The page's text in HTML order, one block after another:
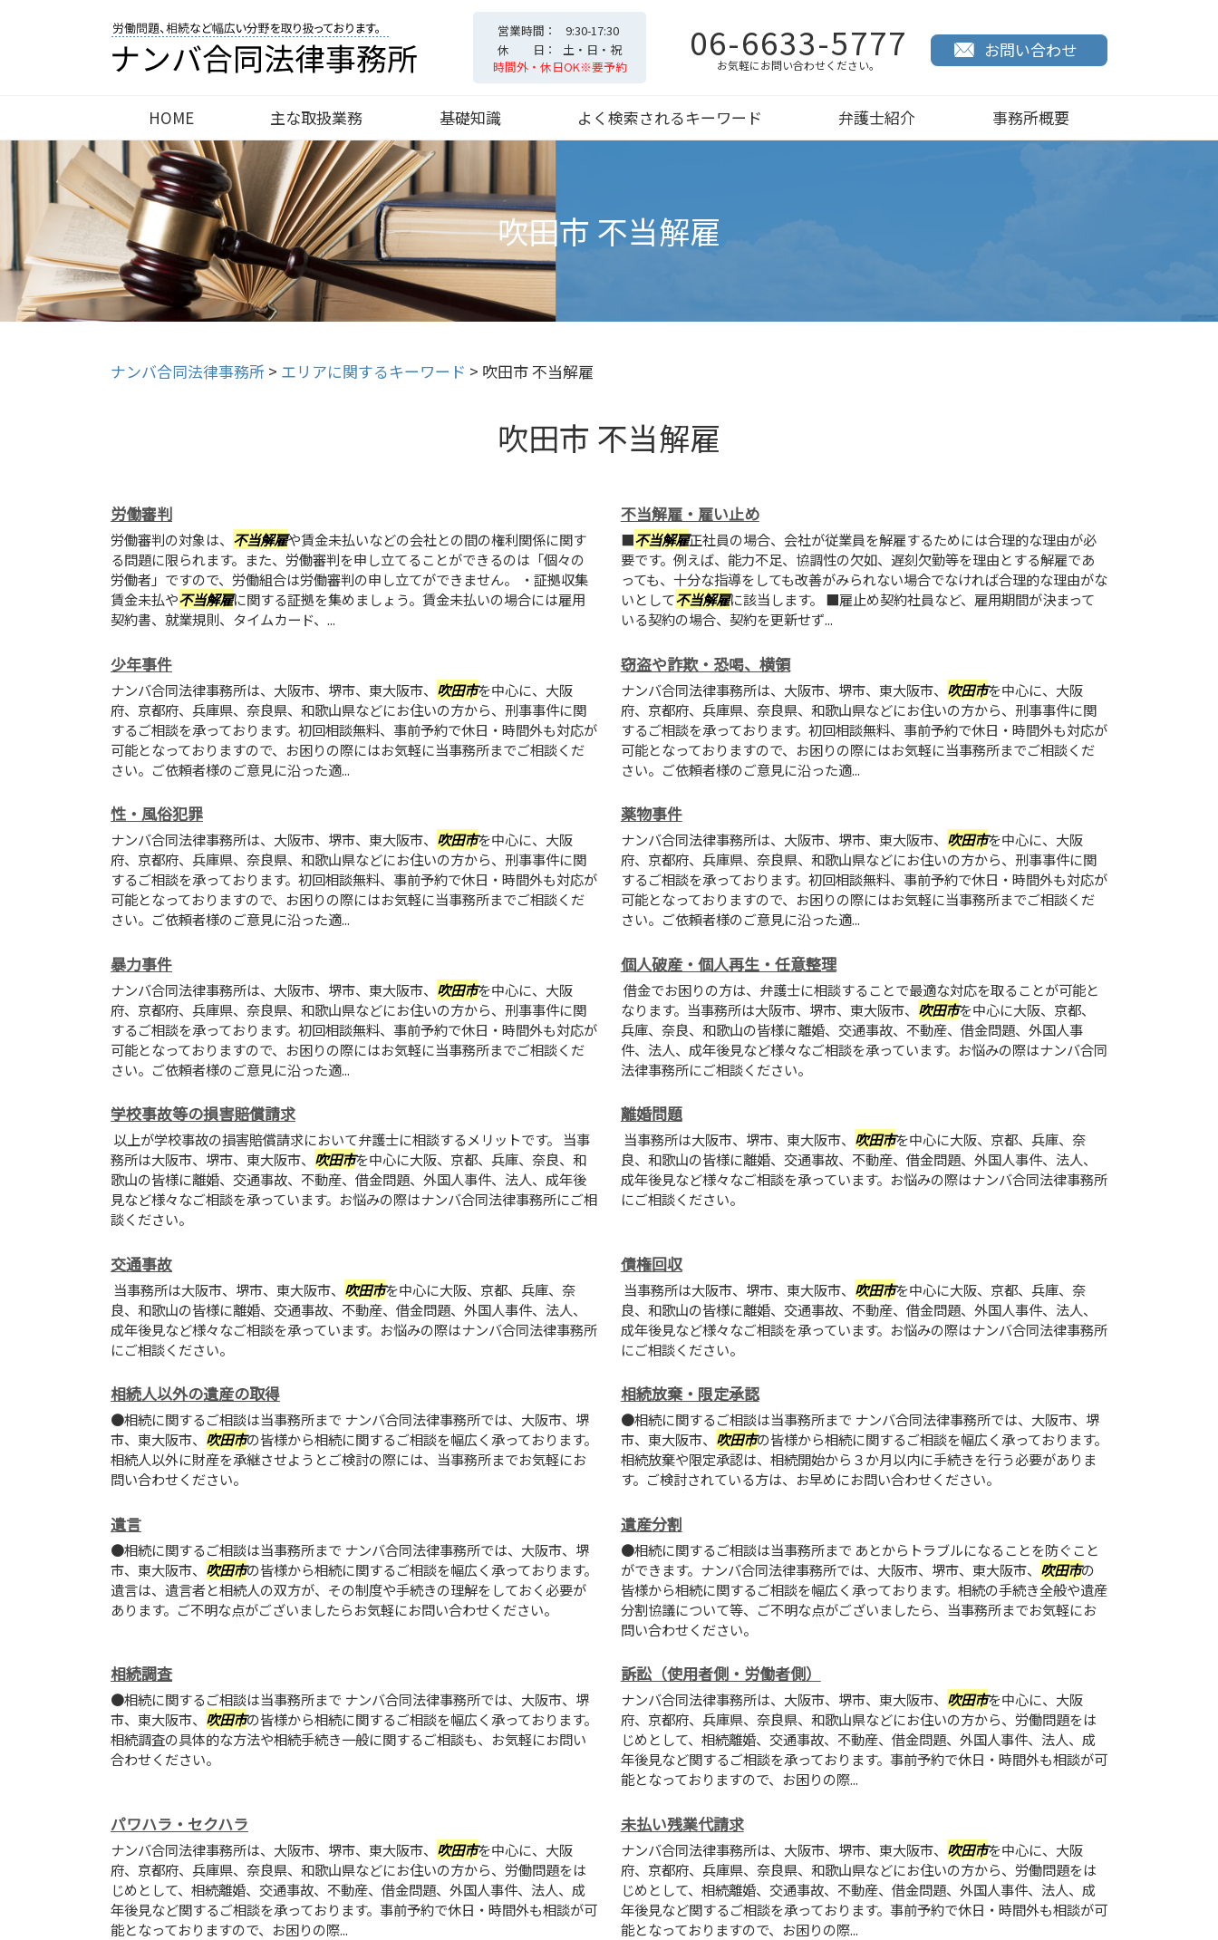
吹田市 不当解雇
営業時間
9:30-17:30
休 日
土・日・祝
時間外・休日OK※要予約
06-6633-5777
お気軽にお問い合わせください。
お問い合わせ
HOME 主な取扱業務 基礎知識 よく検索されるキーワード 弁護士紹介 事務所概要
ナンバ合同法律事務所 > エリアに関するキーワード > 吹田市 不当解雇
吹田市 不当解雇
労働審判
労働審判の対象は、 不当解雇や賃金未払いなどの会社との間の権利関係に関す
る問題に限られます。また、労働審判を申し立てることができるのは「個々の
労働者」ですので、労働組合は労働審判の申し立てができません。 ・証拠収集
賃金未払や不当解雇に関する証拠を集めましょう。賃金未払いの場合には雇用
契約書、就業規則、タイムカード、...
不当解雇・雇い止め
■不当解雇正社員の場合、会社が従業員を解雇するためには合理的な理由が必
要です。例えば、能力不足、協調性の欠如、遅刻欠勤等を理由とする解雇であ
っても、十分な指導をしても改善がみられない場合でなければ合理的な理由がな
いとして不当解雇に該当します。 ■雇止め契約社員など、雇用期間が決まって
いる契約の場合、契約を更新せず...
少年事件
ナンバ合同法律事務所は、大阪市、堺市、東大阪市、 吹田市を中心に、大阪
府、京都府、兵庫県、奈良県、和歌山県などにお住いの方から、刑事事件に関
するご相談を承っております。初回相談無料、事前予約で休日・時間外も対応が
可能となっておりますので、お困りの際にはお気軽に当事務所までご相談くだ
さい。ご依頼者様のご意見に沿った適...
窃盗や詐欺・恐喝、横領
ナンバ合同法律事務所は、大阪市、堺市、東大阪市、 吹田市を中心に、大阪
府、京都府、兵庫県、奈良県、和歌山県などにお住いの方から、刑事事件に関
するご相談を承っております。初回相談無料、事前予約で休日・時間外も対応が
可能となっておりますので、お困りの際にはお気軽に当事務所までご相談くだ
さい。ご依頼者様のご意見に沿った適...
性・風俗犯罪
ナンバ合同法律事務所は、大阪市、堺市、東大阪市、 吹田市を中心に、大阪
府、京都府、兵庫県、奈良県、和歌山県などにお住いの方から、刑事事件に関
するご相談を承っております。初回相談無料、事前予約で休日・時間外も対応が
可能となっておりますので、お困りの際にはお気軽に当事務所までご相談くだ
さい。ご依頼者様のご意見に沿った適...
薬物事件
ナンバ合同法律事務所は、大阪市、堺市、東大阪市、 吹田市を中心に、大阪
府、京都府、兵庫県、奈良県、和歌山県などにお住いの方から、刑事事件に関
するご相談を承っております。初回相談無料、事前予約で休日・時間外も対応が
可能となっておりますので、お困りの際にはお気軽に当事務所までご相談くだ
さい。ご依頼者様のご意見に沿った適...
暴力事件
ナンバ合同法律事務所は、大阪市、堺市、東大阪市、 吹田市を中心に、大阪
府、京都府、兵庫県、奈良県、和歌山県などにお住いの方から、刑事事件に関
するご相談を承っております。初回相談無料、事前予約で休日・時間外も対応が
可能となっておりますので、お困りの際にはお気軽に当事務所までご相談くだ
さい。ご依頼者様のご意見に沿った適...
個人破産・個人再生・任意整理
借金でお困りの方は、弁護士に相談することで最適な対応を取ることが可能と
なります。当事務所は大阪市、堺市、東大阪市、 吹田市を中心に大阪、京都、
兵庫、奈良、和歌山の皆様に離婚、交通事故、不動産、借金問題、外国人事
件、法人、成年後見など様々なご相談を承っています。お悩みの際はナンバ合同
法律事務所にご相談ください。
学校事故等の損害賠償請求
以上が学校事故の損害賠償請求において弁護士に相談するメリットです。 当事
務所は大阪市、堺市、東大阪市、 吹田市を中心に大阪、京都、兵庫、奈良、和
歌山の皆様に離婚、交通事故、不動産、借金問題、外国人事件、法人、成年後
見など様々なご相談を承っています。お悩みの際はナンバ合同法律事務所にご相
談ください。
離婚問題
当事務所は大阪市、堺市、東大阪市、 吹田市を中心に大阪、京都、兵庫、奈
良、和歌山の皆様に離婚、交通事故、不動産、借金問題、外国人事件、法人、
成年後見など様々なご相談を承っています。お悩みの際はナンバ合同法律事務所
にご相談ください。
交通事故
当事務所は大阪市、堺市、東大阪市、 吹田市を中心に大阪、京都、兵庫、奈
良、和歌山の皆様に離婚、交通事故、不動産、借金問題、外国人事件、法人、
成年後見など様々なご相談を承っています。お悩みの際はナンバ合同法律事務所
にご相談ください。
債権回収
当事務所は大阪市、堺市、東大阪市、 吹田市を中心に大阪、京都、兵庫、奈
良、和歌山の皆様に離婚、交通事故、不動産、借金問題、外国人事件、法人、
成年後見など様々なご相談を承っています。お悩みの際はナンバ合同法律事務所
にご相談ください。
相続人以外の遺産の取得
●相続に関するご相談は当事務所まで ナンバ合同法律事務所では、大阪市、堺
市、東大阪市、 吹田市の皆様から相続に関するご相談を幅広く承っております。
相続人以外に財産を承継させようとご検討の際には、当事務所までお気軽にお
問い合わせください。
相続放棄・限定承認
●相続に関するご相談は当事務所まで ナンバ合同法律事務所では、大阪市、堺
市、東大阪市、 吹田市の皆様から相続に関するご相談を幅広く承っております。
相続放棄や限定承認は、相続開始から３か月以内に手続きを行う必要がありま
す。ご検討されている方は、お早めにお問い合わせください。
遺言
●相続に関するご相談は当事務所まで ナンバ合同法律事務所では、大阪市、堺
市、東大阪市、 吹田市の皆様から相続に関するご相談を幅広く承っております。
遺言は、遺言者と相続人の双方が、その制度や手続きの理解をしておく必要が
あります。ご不明な点がございましたらお気軽にお問い合わせください。
遺産分割
●相続に関するご相談は当事務所まで あとからトラブルになることを防ぐこと
ができます。ナンバ合同法律事務所では、大阪市、堺市、東大阪市、 吹田市の
皆様から相続に関するご相談を幅広く承っております。相続の手続き全般や遺産
分割協議について等、ご不明な点がございましたら、当事務所までお気軽にお
問い合わせください。
相続調査
●相続に関するご相談は当事務所まで ナンバ合同法律事務所では、大阪市、堺
市、東大阪市、 吹田市の皆様から相続に関するご相談を幅広く承っております。
相続調査の具体的な方法や相続手続き一般に関するご相談も、お気軽にお問い
合わせください。
訴訟（使用者側・労働者側）
ナンバ合同法律事務所は、大阪市、堺市、東大阪市、 吹田市を中心に、大阪
府、京都府、兵庫県、奈良県、和歌山県などにお住いの方から、労働問題をは
じめとして、相続離婚、交通事故、不動産、借金問題、外国人事件、法人、成
年後見など関するご相談を承っております。事前予約で休日・時間外も相談が可
能となっておりますので、お困りの際...
パワハラ・セクハラ
ナンバ合同法律事務所は、大阪市、堺市、東大阪市、 吹田市を中心に、大阪
府、京都府、兵庫県、奈良県、和歌山県などにお住いの方から、労働問題をは
じめとして、相続離婚、交通事故、不動産、借金問題、外国人事件、法人、成
年後見など関するご相談を承っております。事前予約で休日・時間外も相談が可
能となっておりますので、お困りの際...
未払い残業代請求
ナンバ合同法律事務所は、大阪市、堺市、東大阪市、 吹田市を中心に、大阪
府、京都府、兵庫県、奈良県、和歌山県などにお住いの方から、労働問題をは
じめとして、相続離婚、交通事故、不動産、借金問題、外国人事件、法人、成
年後見など関するご相談を承っております。事前予約で休日・時間外も相談が可
能となっておりますので、お困りの際...